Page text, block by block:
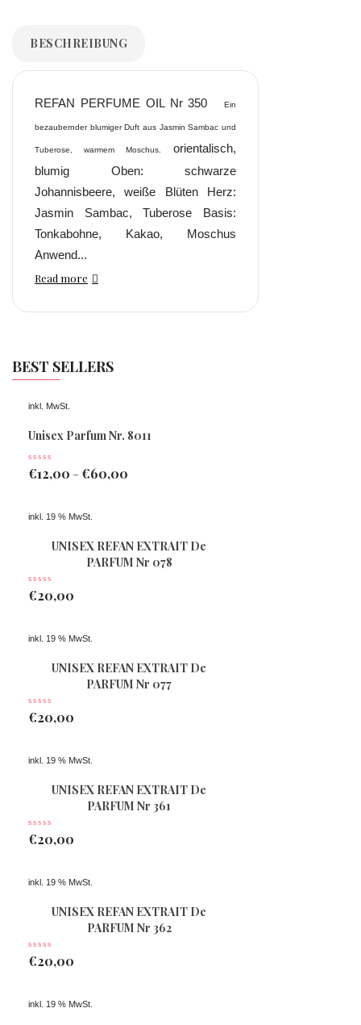
BESCHREIBUNG
REFAN PERFUME OIL Nr 350 Ein
bezaubernder blumiger Duft aus Jasmin Sambac und
Tuberose, warmem Moschus.
orientalisch,
blumig Oben: schwarze
Johannisbeere, weiße Blüten Herz:
Jasmin Sambac, Tuberose Basis:
Tonkabohne, Kakao, Moschus
Anwend...
Read more
BEST SELLERS
inkl. MwSt.
Unisex Parfum Nr. 8011
€12,00 – €60,00
inkl. 19 % MwSt.
UNISEX REFAN EXTRAIT De
PARFUM Nr 078
€20,00
inkl. 19 % MwSt.
UNISEX REFAN EXTRAIT De
PARFUM Nr 077
€20,00
inkl. 19 % MwSt.
UNISEX REFAN EXTRAIT De
PARFUM Nr 361
€20,00
inkl. 19 % MwSt.
UNISEX REFAN EXTRAIT De
PARFUM Nr 362
€20,00
inkl. 19 % MwSt.